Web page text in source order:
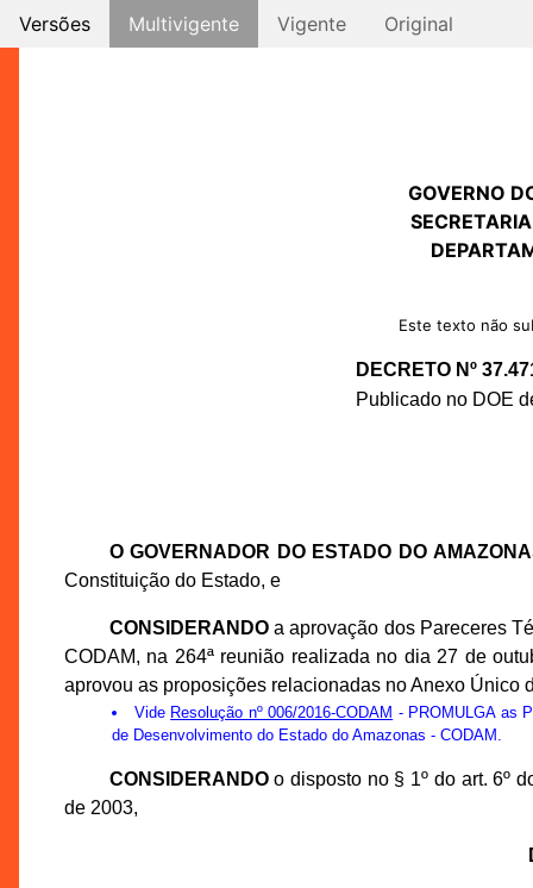
Versões Multivigente Vigente Original
GOVERNO
Este texto não
DECRETO Nº
Publicado no DOE
O GOVERNADOR DO ESTADO DO
Constituição do Estado, e
CONSIDERANDOa aprovação dos Pareceres
CODAM, na 264ª reunião realizada no dia 27 de
aprovou as proposições relacionadas no Anexo Único
Vide Resolução nº 006/2016-CODAM - PROMULGA as
de Desenvolvimento do Estado do Amazonas - CODAM.
CONSIDERANDOo disposto no § 1º do art. 6º
de 2003,